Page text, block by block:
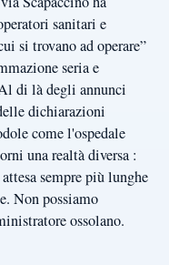
sanitari e
si trovano ad operare”
seria e
di là degli annunci
dichiarazioni
come l'ospedale
una realtà diversa :
sempre più lunghe
Non possiamo
ossolano.